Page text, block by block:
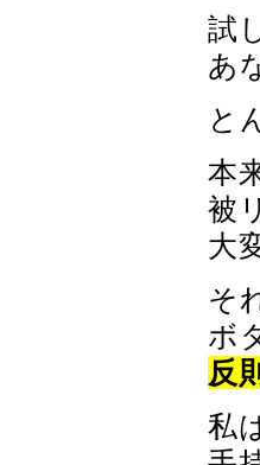
試
あ
と
本
被
大
そ
ボ
反
私